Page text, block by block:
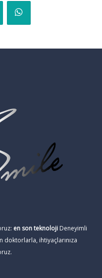
en son teknoloji Deneyimli
doktorlarla, ihtiyaçlarınıza